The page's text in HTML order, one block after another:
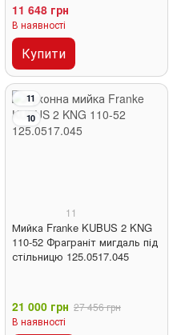
11 648 грн
В наявності
Купити
11
10
11
Мийка Franke KUBUS 2 KNG
110-52 Фраграніт мигдаль під
стільницю 125.0517.045
21 000 грн 27 456 грн
В наявності